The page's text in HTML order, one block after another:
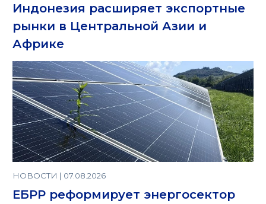
Индонезия расширяет экспортные
рынки в Центральной Азии и
Африке
НОВОСТИ | 07.08.2026
ЕБРР реформирует энергосектор